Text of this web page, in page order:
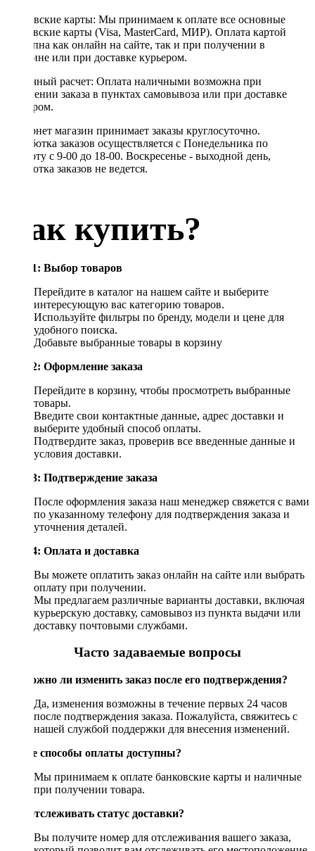
Банковские карты: Мы принимаем к оплате все основные
банковские карты (Visa, MasterCard, МИР). Оплата картой
доступна как онлайн на сайте, так и при получении в
магазине или при доставке курьером.
Наличный расчет: Оплата наличными возможна при
получении заказа в пунктах самовывоза или при доставке
курьером.
Интернет магазин принимает заказы круглосуточно.
Обработка заказов осуществляется с Понедельника по
Субботу с 9-00 до 18-00. Воскресенье - выходной день,
обработка заказов не ведется.
Как купить?
Шаг 1: Выбор товаров
Перейдите в каталог на нашем сайте и выберите
интересующую вас категорию товаров.
Используйте фильтры по бренду, модели и цене для
удобного поиска.
Добавьте выбранные товары в корзину
Шаг 2: Оформление заказа
Перейдите в корзину, чтобы просмотреть выбранные
товары.
Введите свои контактные данные, адрес доставки и
выберите удобный способ оплаты.
Подтвердите заказ, проверив все введенные данные и
условия доставки.
Шаг 3: Подтверждение заказа
После оформления заказа наш менеджер свяжется с вами
по указанному телефону для подтверждения заказа и
уточнения деталей.
Шаг 4: Оплата и доставка
Вы можете оплатить заказ онлайн на сайте или выбрать
оплату при получении.
Мы предлагаем различные варианты доставки, включая
курьерскую доставку, самовывоз из пункта выдачи или
доставку почтовыми службами.
Часто задаваемые вопросы
Возможно ли изменить заказ после его подтверждения?
Да, изменения возможны в течение первых 24 часов
после подтверждения заказа. Пожалуйста, свяжитесь с
нашей службой поддержки для внесения изменений.
Какие способы оплаты доступны?
Мы принимаем к оплате банковские карты и наличные
при получении товара.
Как отслеживать статус доставки?
Вы получите номер для отслеживания вашего заказа,